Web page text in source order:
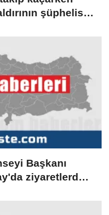
şüphelisi
Başkanı
ziyaretlerde